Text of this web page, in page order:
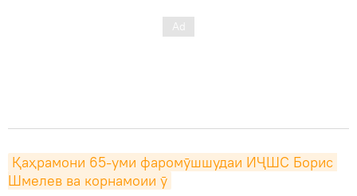
Қаҳрамони 65-уми фаромӯшшудаи ИҶШС Борис
Шмелев ва корнамоии ӯ